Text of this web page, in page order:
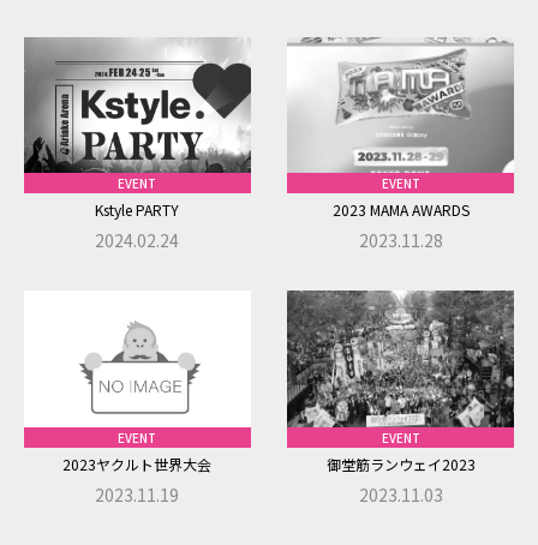
EVENT
Kstyle PARTY
2024.02.24
EVENT
2023 MAMA AWARDS
2023.11.28
EVENT
2023ヤクルト世界大会
2023.11.19
EVENT
御堂筋ランウェイ2023
2023.11.03
7.社内体制の整備
株式会社ドリーム・ラボは、本プライバシーポリシーに基づ
き、個人情報の保護に関する社内規定を整備し、株式会社ド
リーム・ラボの役員・従業員等に対し、個人情報の取扱いにつ
いて明確な方針を示し、個人情報の保護に努めます。
株式会社ドリーム・ラボは、個人情報の保護が十分に行われ
個人情報の取扱いにつきましては、上記各項目の内容を適宜
見直し、改善してまいります。
9.お問い合わせ
本プライバシーポリシーに関するお問い合わせにつきまし
ては、株式会社ドリーム・ラボで受け付けております。